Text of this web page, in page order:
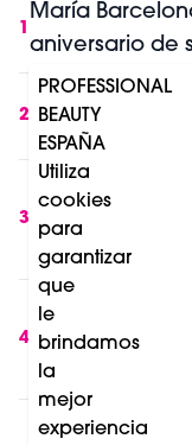
1
María
aniversario de
2
IA y belleza
Europa a partir
3
Mercado
crecimiento
salón y el retail
4
Los premios
International
nuevas
Soleil de La
PROFESSIONAL
BEAUTY
ESPAÑA
Utiliza
cookies
para
garantizar
que
le
brindamos
la
mejor
experiencia